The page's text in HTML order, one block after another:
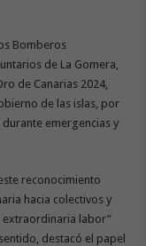
Bomberos
de La Gomera,
de Canarias 2024,
de las islas, por
emergencias y
reconocimiento
hacia colectivos y
extraordinaria labor”
destacó el papel